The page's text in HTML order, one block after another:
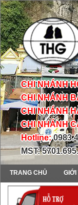
CHI NHÁNH
CHI NHÁNH
CHI NHÁNH
CHI NHÁNH
Hotline:
MST:
TRANG CHỦ GIỚI